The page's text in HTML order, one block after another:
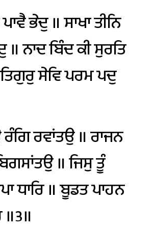
ਭੇਦੁ॥ਸਾਖਾਤੀਨਿ
॥ਨਾਦਬਿੰਦਕੀਸੁਰਤਿ
ਸੇਵਿਪਰਮਪਦੁ
ਰੰਗਿਰਵਾਂਤਉ॥ਰਾਜਨ
॥ਜਿਸੁਤੂੰ
ਧਾਰਿ॥ਬੂਡਤਪਾਹਨ
॥੩॥